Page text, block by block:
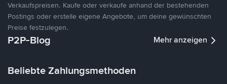
Verkaufspreisen. Kaufe oder verkaufe anhand der bestehenden
Postings oder erstelle eigene Angebote, um deine gewünschten
Preise festzulegen.
P2P-Blog Mehr anzeigen
Beliebte Zahlungsmethoden